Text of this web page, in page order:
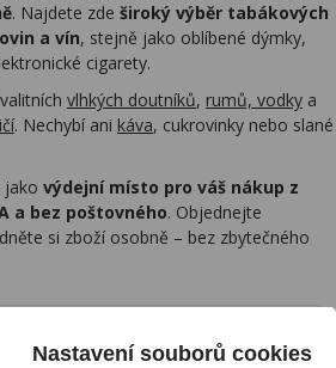
. Najdete zde široký výběr tabákových
a vín, stejně jako oblíbené dýmky,
cigarety.
vlhkých doutníků, rumů, vodky a
. Nechybí ani káva, cukrovinky nebo slané
jako výdejní místo pro váš nákup z
a bez poštovného. Objednejte
si zboží osobně – bez zbytečného
Rozsáhlá síť prodejen
Nastavení souborů cookies